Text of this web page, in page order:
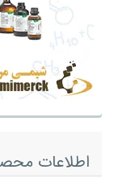
اطلاعات